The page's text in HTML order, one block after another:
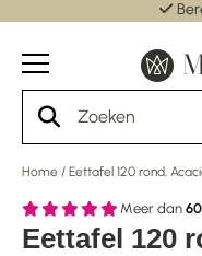
Home / Eettafel 120 rond,
Meer dan
Eettafel 120